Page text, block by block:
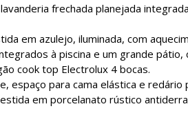
frechada planejada
em azulejo, iluminada, com
à piscina e um grande
cook top Electrolux 4 bocas.
espaço para cama elástica e redário
em porcelanato rústico